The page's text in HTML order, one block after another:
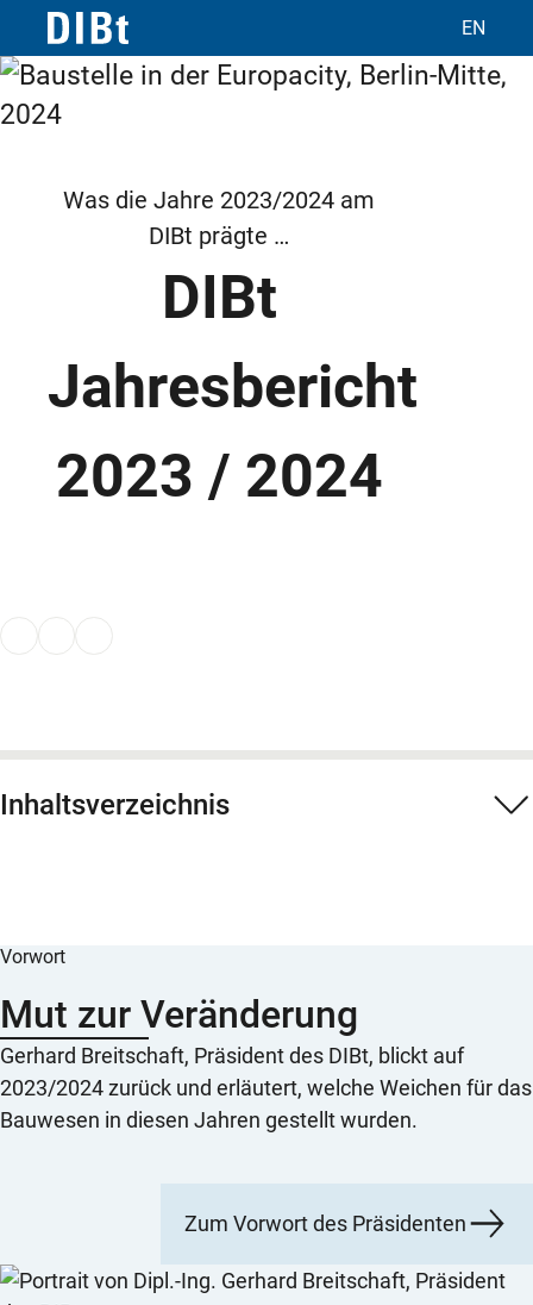
EN
DIBt
Jahresbericht
2023 / 2024
Was die Jahre 2023/2024 am
DIBt prägte …
Inhaltsverzeichnis
Vorwort
Mut zur Veränderung
Gerhard Breitschaft, Präsident des DIBt, blickt auf
2023/2024 zurück und erläutert, welche Weichen für das
Bauwesen in diesen Jahren gestellt wurden.
Zum Vorwort des Präsidenten